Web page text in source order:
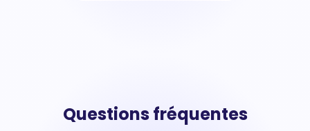
Questions fréquentes